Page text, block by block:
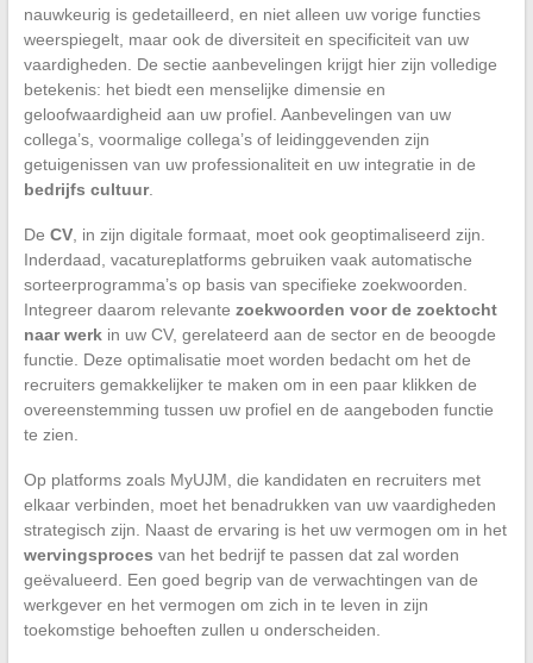
nauwkeurig is gedetailleerd, en niet alleen uw vorige functies
weerspiegelt, maar ook de diversiteit en specificiteit van uw
vaardigheden. De sectie aanbevelingen krijgt hier zijn volledige
betekenis: het biedt een menselijke dimensie en
geloofwaardigheid aan uw profiel. Aanbevelingen van uw
collega’s, voormalige collega’s of leidinggevenden zijn
getuigenissen van uw professionaliteit en uw integratie in de
bedrijfs cultuur.
De CV, in zijn digitale formaat, moet ook geoptimaliseerd zijn.
Inderdaad, vacatureplatforms gebruiken vaak automatische
sorteerprogramma’s op basis van specifieke zoekwoorden.
Integreer daarom relevante zoekwoorden voor de zoektocht
naar werkin uw CV, gerelateerd aan de sector en de beoogde
functie. Deze optimalisatie moet worden bedacht om het de
recruiters gemakkelijker te maken om in een paar klikken de
overeenstemming tussen uw profiel en de aangeboden functie
te zien.
Op platforms zoals MyUJM, die kandidaten en recruiters met
elkaar verbinden, moet het benadrukken van uw vaardigheden
strategisch zijn. Naast de ervaring is het uw vermogen om in het
wervingsproces van het bedrijf te passen dat zal worden
geëvalueerd. Een goed begrip van de verwachtingen van de
werkgever en het vermogen om zich in te leven in zijn
toekomstige behoeften zullen u onderscheiden.